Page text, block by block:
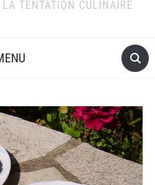
TENTATION CULINAIRE